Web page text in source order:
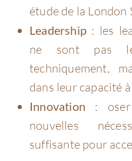
étude de la London
Leadership : les
ne sont pas
techniquement,
dans leur capacité
Innovation : oser
nouvelles
suffisante pour